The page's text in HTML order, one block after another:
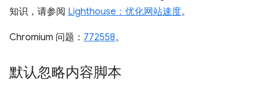
知识，请参阅 Lighthouse：优化网站速度。
Chromium 问题： 772558。
默认忽略内容脚本